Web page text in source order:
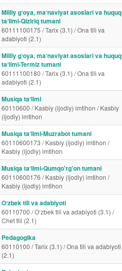
Milliy gʻoya, maʼnaviyat asoslari va huquq
taʼlimi-Qiziriq tumani
60111100175 / Tarix (3.1) / Ona tili va
adabiyoti (2.1)
Milliy gʻoya, maʼnaviyat asoslari va huquq
taʼlimi-Termiz tumani
60111100180 / Tarix (3.1) / Ona tili va
adabiyoti (2.1)
Musiqa taʼlimi
60110600 / Kasbiy (ijodiy) imtihon / Kasbiy
(ijodiy) imtihon
Musiqa taʼlimi-Muzrabot tumani
60110600173 / Kasbiy (ijodiy) imtihon /
Kasbiy (ijodiy) imtihon
Musiqa taʼlimi-Qumqo'rg'on tumani
60110600176 / Kasbiy (ijodiy) imtihon /
Kasbiy (ijodiy) imtihon
Oʻzbek tili va adabiyoti
60110700 / O‘zbek tili va adabiyoti (3.1) /
Chet tili (2.1)
Pedagogika
60110100 / Tarix (3.1) / Ona tili va adabiyoti
(2.1)